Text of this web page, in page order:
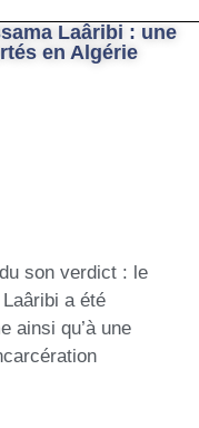
Laâribi : une
en Algérie
son verdict : le
a été
ainsi qu’à une